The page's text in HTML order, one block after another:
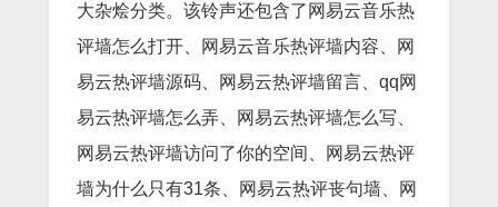
大杂烩分类。该铃声还包含了网易云音乐热
评墙怎么打开、网易云音乐热评墙内容、网
易云热评墙源码、网易云热评墙留言、qq网
易云热评墙怎么弄、网易云热评墙怎么写、
网易云热评墙访问了你的空间、网易云热评
墙为什么只有31条、网易云热评丧句墙、网